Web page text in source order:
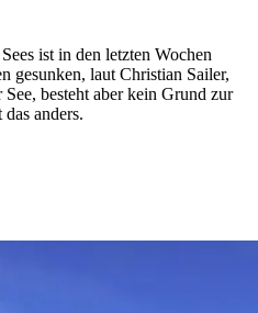
ist in den letzten Wochen
gesunken, laut Christian Sailer,
besteht aber kein Grund zur
anders.